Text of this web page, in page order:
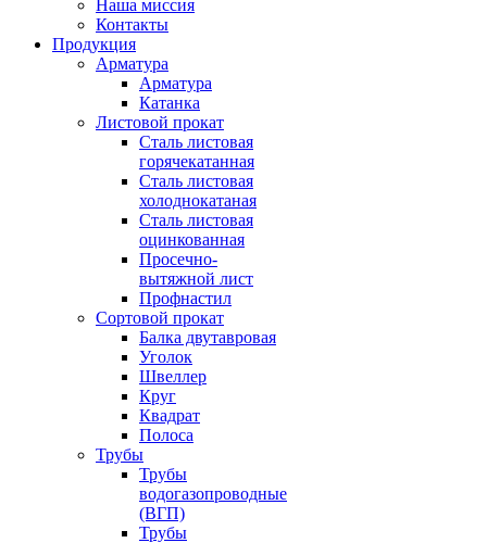
Наша миссия
Контакты
Продукция
Арматура
Арматура
Катанка
Листовой прокат
Сталь листовая
горячекатанная
Сталь листовая
холоднокатаная
Сталь листовая
оцинкованная
Просечно-
вытяжной лист
Профнастил
Сортовой прокат
Балка двутавровая
Уголок
Швеллер
Круг
Квадрат
Полоса
Трубы
Трубы
водогазопроводные
(ВГП)
Трубы